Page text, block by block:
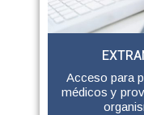
Acceso para
médicos y